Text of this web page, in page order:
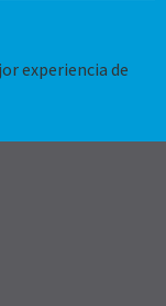
experiencia de